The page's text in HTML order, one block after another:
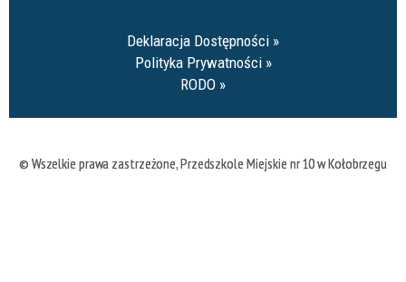
Deklaracja Dostępności
Polityka Prywatności
RODO
© Wszelkie prawa zastrzeżone,Przedszkole Miejskie nr 10 w Kołobrzegu